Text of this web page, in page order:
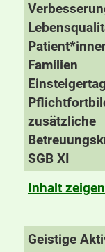
Familien
Einsteigertag
zusätzliche
SGB XI
Inhalt zeigen
Geistige